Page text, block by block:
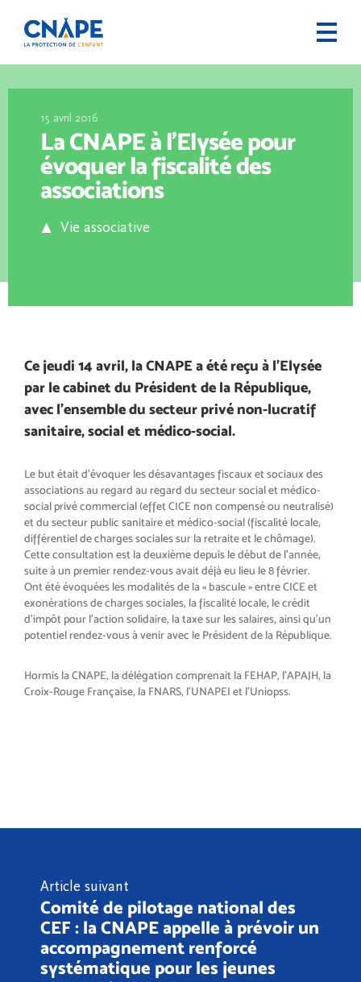
15 avril 2016
La CNAPE à l’Elysée pour
évoquer la fiscalité des
associations
Vie associative
Ce jeudi 14 avril, la CNAPE a été reçu à l’Elysée
par le cabinet du Président de la République,
avec l’ensemble du secteur privé non-lucratif
sanitaire, social et médico-social.
Le but était d’évoquer les désavantages fiscaux et sociaux des
associations au regard au regard du secteur social et médico-
social privé commercial (effet CICE non compensé ou neutralisé)
et du secteur public sanitaire et médico-social (fiscalité locale,
différentiel de charges sociales sur la retraite et le chômage).
Cette consultation est la deuxième depuis le début de l’année,
suite à un premier rendez-vous avait déjà eu lieu le 8 février.
Ont été évoquées les modalités de la « bascule » entre CICE et
exonérations de charges sociales, la fiscalité locale, le crédit
d’impôt pour l’action solidaire, la taxe sur les salaires, ainsi qu’un
potentiel rendez-vous à venir avec le Président de la République.
Hormis la CNAPE, la délégation comprenait la FEHAP, l’APAJH, la
Croix-Rouge Française, la FNARS, l’UNAPEI et l’Uniopss.
Article suivant
Comité de pilotage national des
CEF : la CNAPE appelle à prévoir un
accompagnement renforcé
systématique pour les jeunes